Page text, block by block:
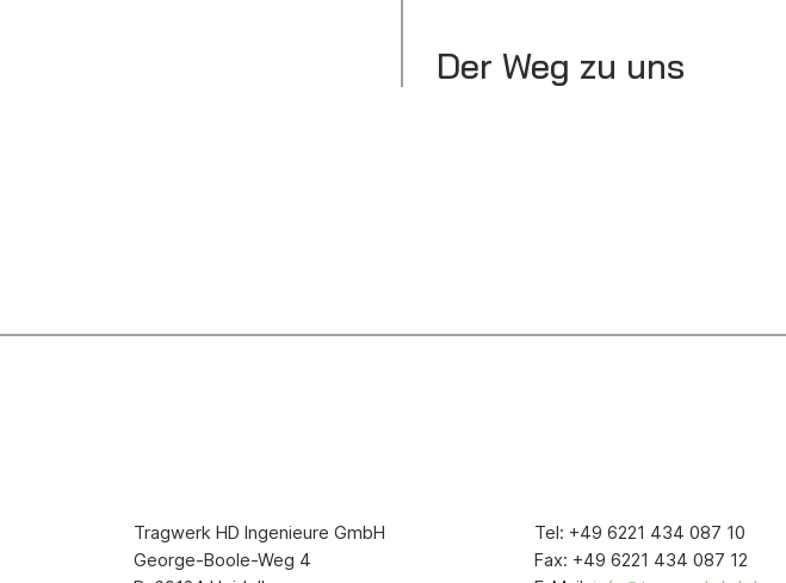
Der Weg zu uns
Tragwerk HD Ingenieure GmbH
George-Boole-Weg 4
Tel: +49 6221 434 087 10
Fax: +49 6221 434 087 12